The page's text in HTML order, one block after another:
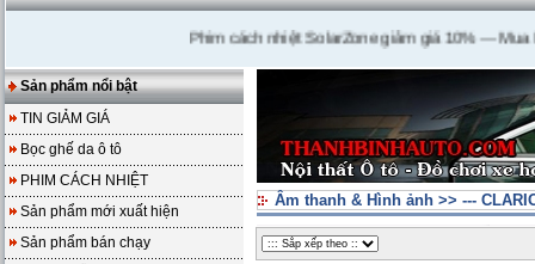
Phim cách nhiệt SolarZone giảm giá 10%---Mua DVD
Sản phẩm nổi bật
TIN GIẢM GIÁ
Bọc ghế da ô tô
PHIM CÁCH NHIỆT
Sản phẩm mới xuất hiện
Sản phẩm bán chạy
Âm thanh & Hình ảnh >> ---